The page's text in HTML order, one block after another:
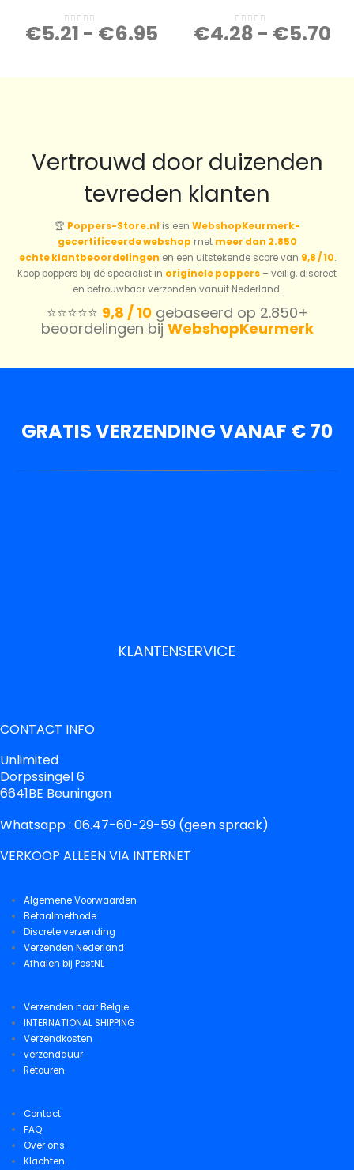
0out of 5
€5.21 - €6.95 0out of 5
€4.28 - €5.70
Vertrouwd door duizenden
tevreden klanten
🏆 Poppers-Store.nl is een WebshopKeurmerk-
gecertificeerde webshop met meer dan 2.850
echte klantbeoordelingen en een uitstekende score van 9,8 / 10.
Koop poppers bij dé specialist in originele poppers – veilig, discreet
en betrouwbaar verzonden vanuit Nederland.
⭐️⭐️⭐️⭐️⭐️ 9,8 / 10gebaseerd op 2.850+
beoordelingen bij WebshopKeurmerk
GRATIS VERZENDING VANAF € 70
KLANTENSERVICE
CONTACT INFO
Unlimited
Dorpssingel 6
6641BE Beuningen
Whatsapp : 06.47-60-29-59 (geen spraak)
VERKOOP ALLEEN VIA INTERNET
Algemene Voorwaarden
Betaalmethode
Discrete verzending
Verzenden Nederland
Afhalen bij PostNL
Verzenden naar Belgie
INTERNATIONAL SHIPPING
Verzendkosten
verzendduur
Retouren
Contact
FAQ
Over ons
Klachten